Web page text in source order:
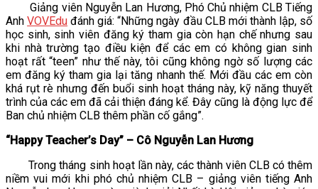
Giảng viên Nguyễn Lan Hương, Phó Chủ nhiệm CLB Tiếng
AnhVOVEdu đánh giá: “Những ngày đầu CLB mới thành lập, số
học sinh, sinh viên đăng ký tham gia còn hạn chế nhưng sau
khi nhà trường tạo điều kiện để các em có không gian sinh
hoạt rất “teen” như thế này, tôi cũng không ngờ số lượng các
em đăng ký tham gia lại tăng nhanh thế. Mới đầu các em còn
khá rụt rè nhưng đến buổi sinh hoạt tháng này, kỹ năng thuyết
trình của các em đã cải thiện đáng kể. Đây cũng là động lực để
Ban chủ nhiệm CLB thêm phần cố gắng”.
“Happy Teacher’s Day” – Cô Nguyễn Lan Hương
Trong tháng sinh hoạt lần này, các thành viên CLB có thêm
niềm vui mới khi phó chủ nhiệm CLB – giảng viên tiếng Anh